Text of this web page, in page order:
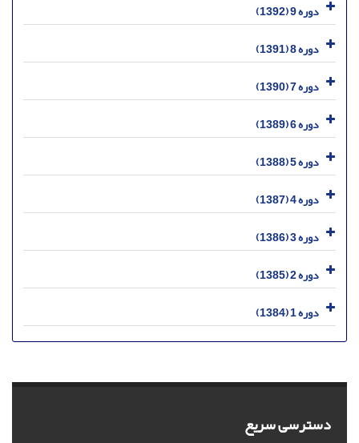
دوره 9 (1392)
دوره 8 (1391)
دوره 7 (1390)
دوره 6 (1389)
دوره 5 (1388)
دوره 4 (1387)
دوره 3 (1386)
دوره 2 (1385)
دوره 1 (1384)
دسترسی سریع